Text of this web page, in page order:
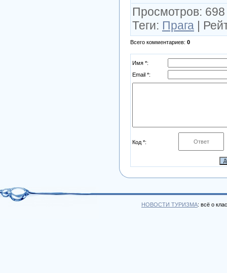
Просмотров:
Теги: Прага |
Всего комментариев: 0
Имя *:
Email *:
Код *:
НОВОСТИ ТУРИЗМА: всё о